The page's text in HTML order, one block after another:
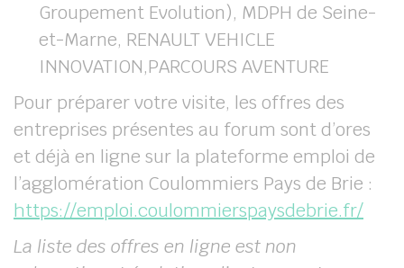
Groupement Evolution), MDPH de Seine-
et-Marne, RENAULT VEHICLE
INNOVATION,PARCOURS AVENTURE
Pour préparer votre visite, les offres des
entreprises présentes au forum sont d’ores
et déjà en ligne sur la plateforme emploi de
l’agglomération Coulommiers Pays de Brie :
https://emploi.coulommierspaysdebrie.fr/
La liste des offres en ligne est non